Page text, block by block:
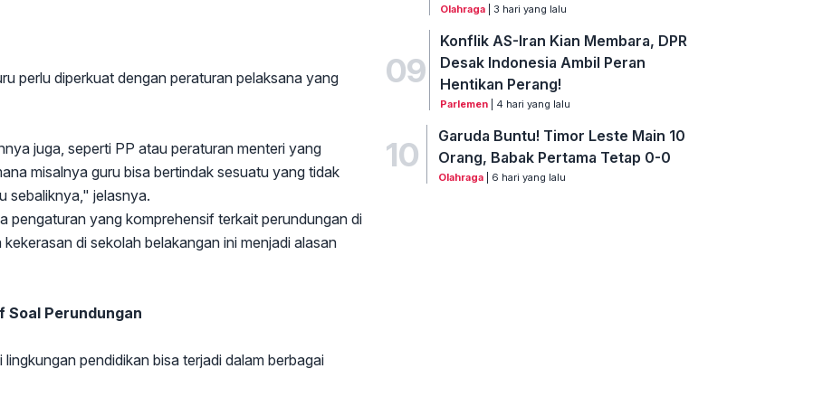
perlu diperkuat dengan peraturan pelaksana yang
juga, seperti PP atau peraturan menteri yang
misalnya guru bisa bertindak sesuatu yang tidak
sebaliknya," jelasnya.
pengaturan yang komprehensif terkait perundungan di
di sekolah belakangan ini menjadi alasan
Soal Perundungan
pendidikan bisa terjadi dalam berbagai
Olahraga | 3 hari yang lalu
09
Konflik AS-Iran Kian Membara, DPR
Desak Indonesia Ambil Peran
Hentikan Perang!
Parlemen | 4 hari yang lalu
10
Garuda Buntu! Timor Leste Main 10
Orang, Babak Pertama Tetap 0-0
Olahraga| 6 hari yang lalu